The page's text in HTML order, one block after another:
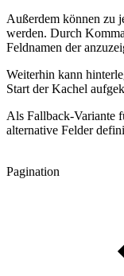
Außerdem können zu
werden. Durch
Feldnamen der
Weiterhin kann
Start der Kachel
Als Fallback-Variante
alternative Felder
Pagination